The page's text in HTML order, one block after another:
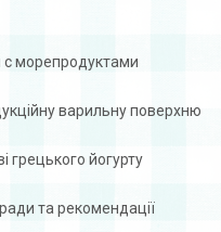
с морепродуктами
варильну поверхню
грецького йогурту
та рекомендації